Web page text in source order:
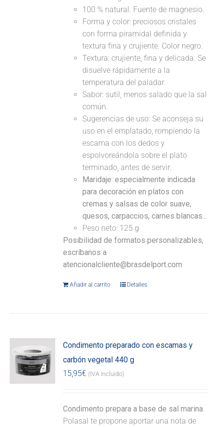
100 % natural. Fuente de magnesio.
Forma y color: preciosos cristales
con forma piramidal definida y
textura fina y crujiente. Color negro.
Textura: crujiente, fina y delicada. Se
disuelve rápidamente a la
temperatura del paladar.
Sabor: sutil, menos salado que la sal
común.
Sugerencias de uso: Se aconseja su
uso en el emplatado, rompiendo la
escama con los dedos y
espolvoreándola sobre el plato
terminado, antes de servir.
Maridaje: especialmente indicada
para decoración en platos con
cremas y salsas de color suave,
quesos, carpaccios, carnes blancas...
Peso neto: 125 g
Posibilidad de formatos personalizables,
escríbanos a
atencionalcliente@brasdelport.com
Añadir al carrito Detalles
Condimento preparado con escamas y
carbón vegetal 440 g
15,95€ (IVA incluido)
Condimento prepara a base de sal marina.
Polasal te propone aportar una nota de